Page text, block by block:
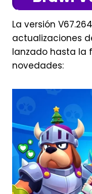
La versión
actualizaciones
lanzado hasta la
novedades: